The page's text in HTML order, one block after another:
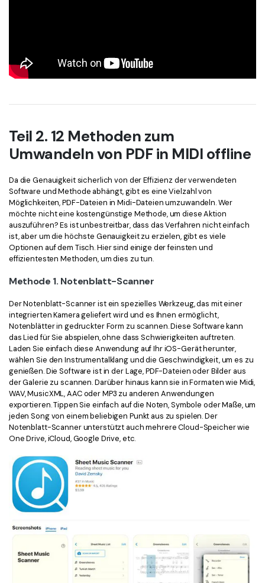
Teil 2. 12 Methoden zum
Umwandeln von PDF in MIDI offline
Da die Genauigkeit sicherlich von der Effizienz der verwendeten
Software und Methode abhängt, gibt es eine Vielzahl von
Möglichkeiten, PDF-Dateien in Midi-Dateien umzuwandeln. Wer
möchte nicht eine kostengünstige Methode, um diese Aktion
auszuführen? Es ist unbestreitbar, dass das Verfahren nicht einfach
ist, aber um die höchste Genauigkeit zu erzielen, gibt es viele
Optionen auf dem Tisch. Hier sind einige der feinsten und
effizientesten Methoden, um dies zu tun.
Methode 1. Notenblatt-Scanner
Der Notenblatt-Scanner ist ein spezielles Werkzeug, das mit einer
integrierten Kamera geliefert wird und es Ihnen ermöglicht,
Notenblätter in gedruckter Form zu scannen. Diese Software kann
das Lied für Sie abspielen, ohne dass Schwierigkeiten auftreten.
Laden Sie einfach diese Anwendung auf Ihr iOS-Gerät herunter,
wählen Sie den Instrumentalklang und die Geschwindigkeit, um es zu
genießen. Die Software ist in der Lage, PDF-Dateien oder Bilder aus
der Galerie zu scannen. Darüber hinaus kann sie in Formaten wie Midi,
WAV, MusicXML, AAC oder MP3 zu anderen Anwendungen
exportieren. Tippen Sie einfach auf die Noten, Symbole oder Maße, um
jeden Song von einem beliebigen Punkt aus zu spielen. Der
Notenblatt-Scanner unterstützt auch mehrere Cloud-Speicher wie
One Drive, iCloud, Google Drive, etc.